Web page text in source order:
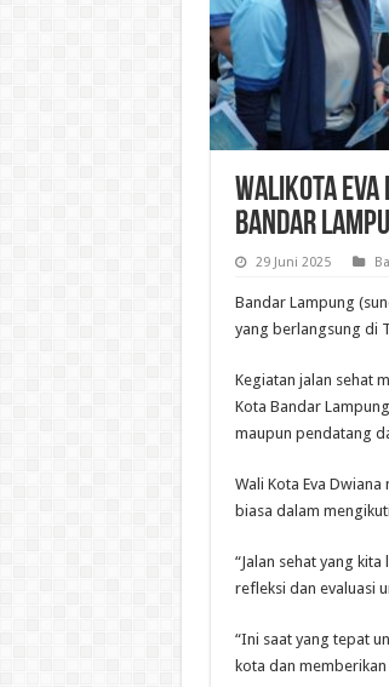
Walikota Eva
Bandar
29 Juni 2025
Bandar Lampung
yang berlangsung di
Kegiatan jalan sehat
Kota Bandar
maupun pendatang
Wali Kota Eva
biasa dalam
“Jalan sehat yang
refleksi dan evaluasi
“Ini saat yang tepat
kota dan